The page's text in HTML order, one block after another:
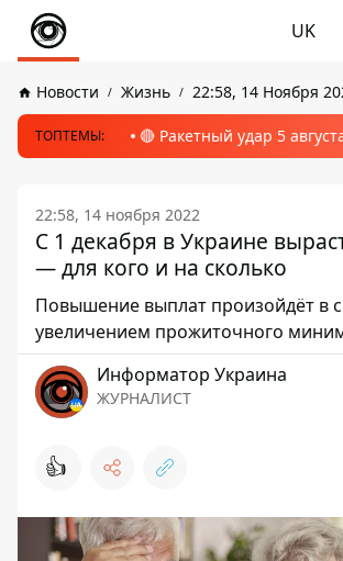
UK
Новости Жизнь 22:58, 14 Ноября
ТОПТЕМЫ: 🔴 Ракетный удар 5
22:58, 14 ноября 2022
С 1 декабря в Украине
— для кого и на сколько
Повышение выплат произойдёт в
увеличением прожиточного
Информатор Украина
ЖУРНАЛИСТ
👍